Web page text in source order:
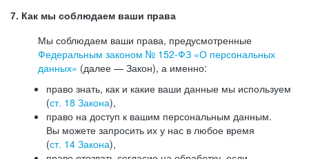
7. Как мы соблюдаем ваши права
Мы соблюдаем ваши права, предусмотренные
Федеральным законом № 152-ФЗ «О персональных
данных» (далее — Закон), а именно:
право знать, как и какие ваши данные мы используем
(ст. 18 Закона),
право на доступ к вашим персональным данным.
Вы можете запросить их у нас в любое время
(ст. 14 Закона),